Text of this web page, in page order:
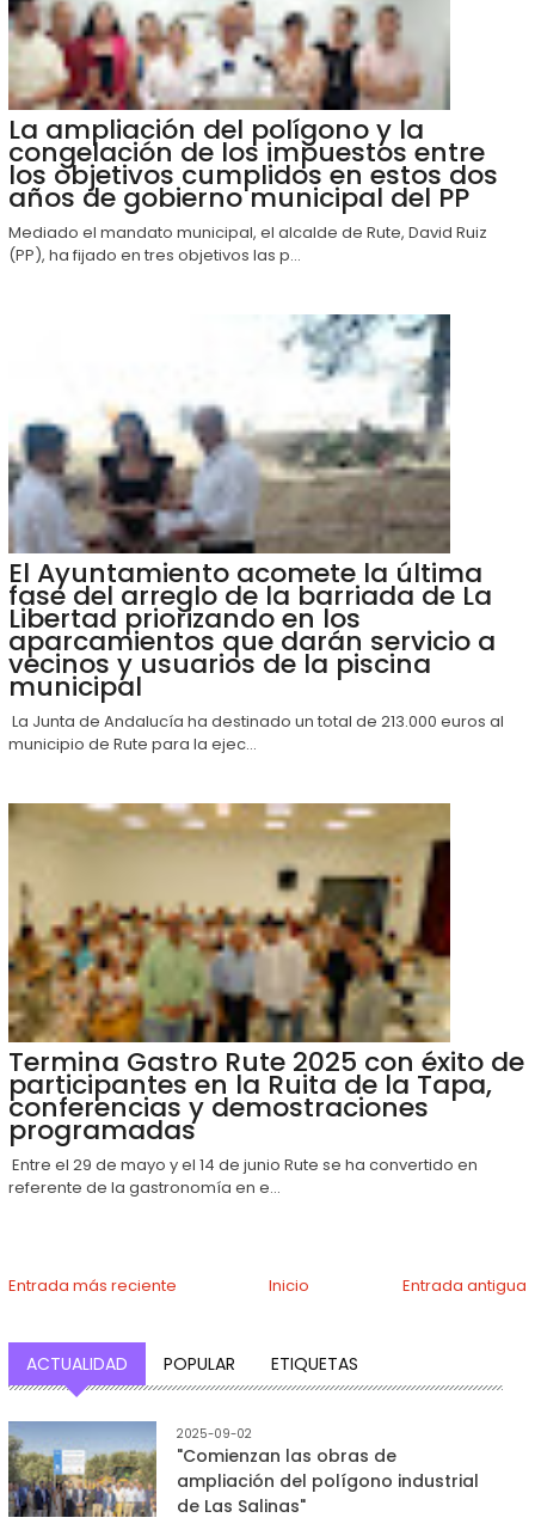
La ampliación del polígono y la
congelación de los impuestos entre
los objetivos cumplidos en estos dos
años de gobierno municipal del PP
Mediado el mandato municipal, el alcalde de Rute, David Ruiz
(PP), ha fijado en tres objetivos las p...
El Ayuntamiento acomete la última
fase del arreglo de la barriada de La
Libertad priorizando en los
aparcamientos que darán servicio a
vecinos y usuarios de la piscina
municipal
La Junta de Andalucía ha destinado un total de 213.000 euros al
municipio de Rute para la ejec...
Termina Gastro Rute 2025 con éxito de
participantes en la Ruita de la Tapa,
conferencias y demostraciones
programadas
Entre el 29 de mayo y el 14 de junio Rute se ha convertido en
referente de la gastronomía en e...
Entrada más reciente Entrada antigua
Inicio
ACTUALIDAD POPULAR ETIQUETAS
2025-09-02
"Comienzan las obras de
ampliación del polígono industrial
de Las Salinas"